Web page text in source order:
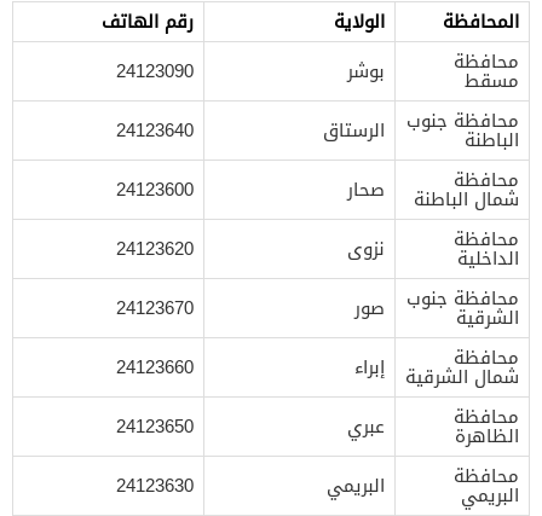
المحافظة
الولاية
رقم الهاتف
محافظة
مسقط بوشر
24123090
محافظة جنوب
الباطنة الرستاق
24123640
محافظة
شمال الباطنة صحار
24123600
محافظة
الداخلية نزوى
24123620
محافظة جنوب
الشرقية صور
24123670
محافظة
شمال الشرقية إبراء
24123660
محافظة
الظاهرة عبري
24123650
محافظة
البريمي البريمي
24123630